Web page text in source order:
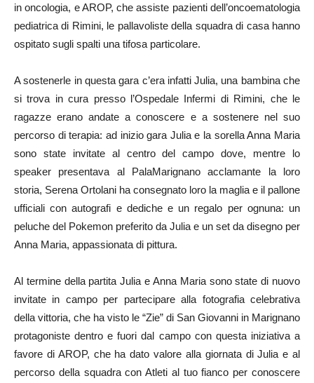
in oncologia, e AROP, che assiste pazienti dell’oncoematologia
pediatrica di Rimini, le pallavoliste della squadra di casa hanno
ospitato sugli spalti una tifosa particolare.
A sostenerle in questa gara c’era infatti Julia, una bambina che
si trova in cura presso l’Ospedale Infermi di Rimini, che le
ragazze erano andate a conoscere e a sostenere nel suo
percorso di terapia: ad inizio gara Julia e la sorella Anna Maria
sono state invitate al centro del campo dove, mentre lo
speaker presentava al PalaMarignano acclamante la loro
storia, Serena Ortolani ha consegnato loro la maglia e il pallone
ufficiali con autografi e dediche e un regalo per ognuna: un
peluche del Pokemon preferito da Julia e un set da disegno per
Anna Maria, appassionata di pittura.
Al termine della partita Julia e Anna Maria sono state di nuovo
invitate in campo per partecipare alla fotografia celebrativa
della vittoria, che ha visto le “Zie” di San Giovanni in Marignano
protagoniste dentro e fuori dal campo con questa iniziativa a
favore di AROP, che ha dato valore alla giornata di Julia e al
percorso della squadra con Atleti al tuo fianco per conoscere